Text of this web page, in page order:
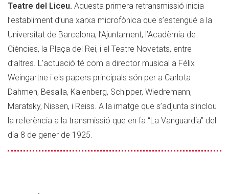
Teatre del Liceu. Aquesta primera retransmissió inicia
l’establiment d’una xarxa microfònica que s’estengué a la
Universitat de Barcelona, l’Ajuntament, l’Acadèmia de
Ciències, la Plaça del Rei, i el Teatre Novetats, entre
d’altres. L’actuació té com a director musical a Félix
Weingartne i els papers principals són per a Carlota
Dahmen, Besalla, Kalenberg, Schipper, Wiedremann,
Maratsky, Nissen, i Reiss. A la imatge que s’adjunta s’inclou
la referència a la transmissió que en fa “La Vanguardia” del
dia 8 de gener de 1925.